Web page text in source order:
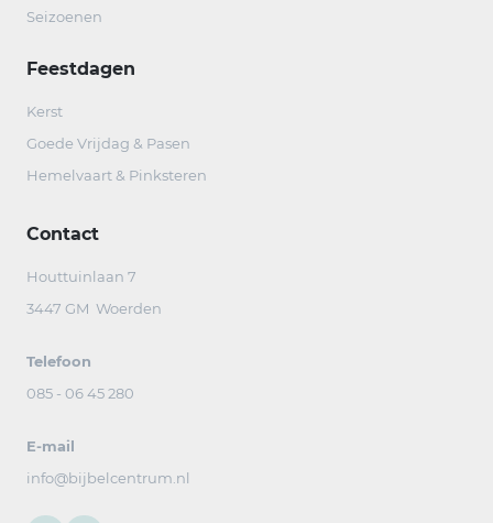
Seizoenen
Feestdagen
Kerst
Goede Vrijdag & Pasen
Hemelvaart & Pinksteren
Contact
Houttuinlaan 7
3447 GM Woerden
Telefoon
085 - 06 45 280
E-mail
info@bijbelcentrum.nl